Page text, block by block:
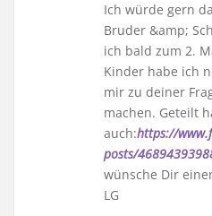
Ich würde gern
Bruder &amp;
ich bald zum 2.
Kinder habe ich
mir zu deiner
machen. Geteilt
auch:https://
posts/
wünsche Dir
LG